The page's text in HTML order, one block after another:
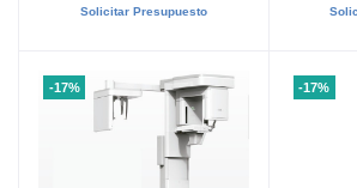
Solicitar Presupuesto
-17% -17%